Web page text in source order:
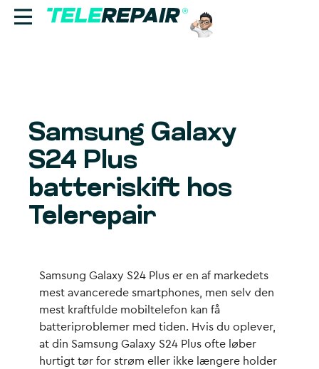
Find butik
Erhverv
Ring til os:
Samsung Galaxy
S24 Plus
batteriskift hos
Telerepair
Samsung Galaxy S24 Plus er en af markedets
mest avancerede smartphones, men selv den
mest kraftfulde mobiltelefon kan få
batteriproblemer med tiden. Hvis du oplever,
at din Samsung Galaxy S24 Plus ofte løber
hurtigt tør for strøm eller ikke længere holder